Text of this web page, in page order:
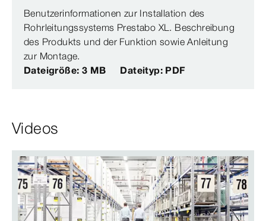
Benutzerinformationen zur Installation des
Rohrleitungssystems Prestabo XL. Beschreibung
des Produkts und der Funktion sowie Anleitung
zur Montage.
Dateigröße: 3 MB
Dateityp: PDF
Videos